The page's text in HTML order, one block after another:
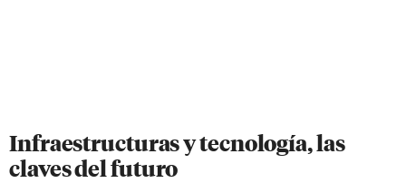
Infraestructuras y tecnología, las
claves del futuro